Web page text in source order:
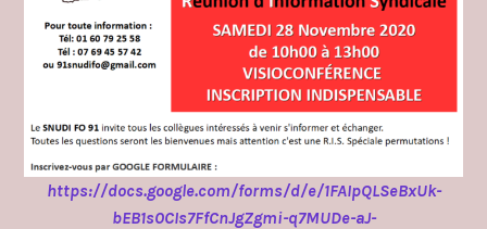
réunions
d'information
https://docs.google.com/forms/d/e/1FAIpQLSeBxUk-
bEB1s0CIs7FfCnJgZgmi-q7MUDe-aJ-